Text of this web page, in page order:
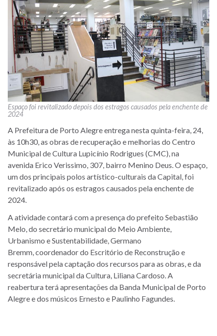
Espaço foi revitalizado depois dos estragos causados pela enchente de
2024
A Prefeitura de Porto Alegre entrega nesta quinta-feira, 24,
às 10h30, as obras de recuperação e melhorias do Centro
Municipal de Cultura Lupicínio Rodrigues (CMC), na
avenida Erico Verissimo, 307, bairro Menino Deus. O espaço,
um dos principais polos artístico-culturais da Capital, foi
revitalizado após os estragos causados pela enchente de
2024.
A atividade contará com a presença do prefeito Sebastião
Melo, do secretário municipaldo Meio Ambiente,
Urbanismo e Sustentabilidade,Germano
Bremm, coordenador do Escritório de Reconstrução e
responsável pela captação dos recursos para as obras, e da
secretária municipal da Cultura, Liliana Cardoso. A
reabertura terá apresentações da Banda Municipal de Porto
Alegre e dos músicos Ernesto e Paulinho Fagundes.